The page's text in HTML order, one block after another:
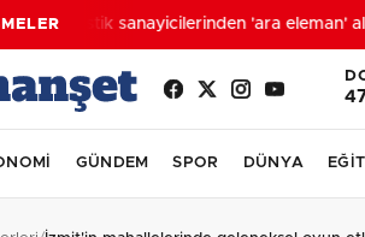
Plastik sanayicilerinden 'ara eleman'
GÜNDEM SPOR DÜNYA